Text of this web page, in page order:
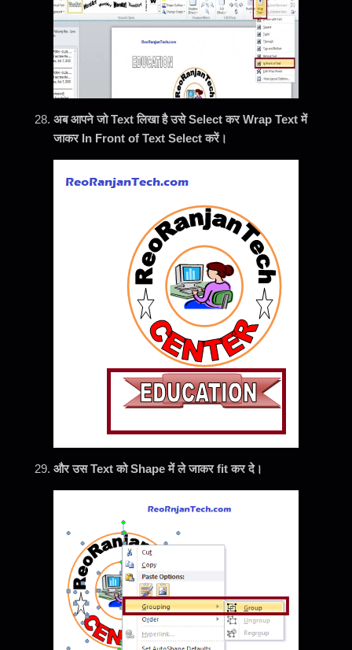
अब आपने जो Text लिखा है उसे Select कर Wrap Text में
जाकर In Front of Text Select करें।
और उस Text को Shape में ले जाकर fit कर दे।